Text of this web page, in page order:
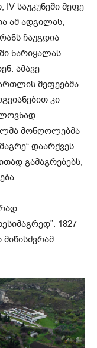
საუკუნეში მეფე
ამ ადგილას,
ჩაუგდია
ნარიყალას
ამავე
მეფეებმა
კი
მონღოლებმა
დაარქვეს.
გამაგრებებს,
1827